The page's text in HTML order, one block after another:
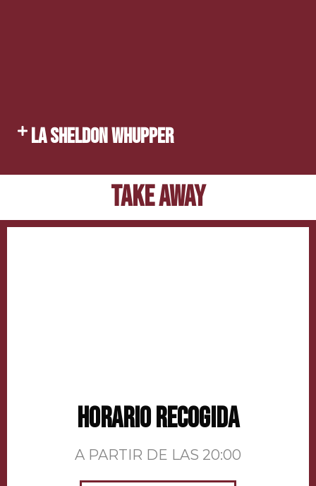
LA SHELDON WHUPPER
TAKE AWAY
HORARIO RECOGIDA
A PARTIR DE LAS 20:00